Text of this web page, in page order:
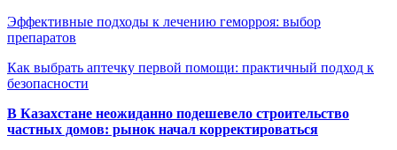
Эффективные подходы к лечению геморроя: выбор
препаратов
Как выбрать аптечку первой помощи: практичный подход к
безопасности
В Казахстане неожиданно подешевело строительство
частных домов: рынок начал корректироваться